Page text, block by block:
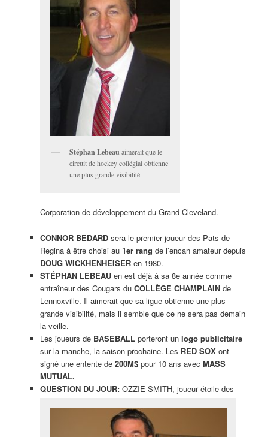
Stéphan Lebeau aimerait que le
circuit de hockey collégial obtienne
une plus grande visibilité.
Corporation de développement du Grand Cleveland.
CONNOR BEDARDsera le premier joueur des Pats de
Regina à être choisi au 1er rang de l’encan amateur depuis
DOUG WICKHENHEISERen 1980.
STÉPHAN LEBEAU en est déjà à sa 8e année comme
entraîneur des Cougars du COLLÈGE CHAMPLAINde
Lennoxville. Il aimerait que sa ligue obtienne une plus
grande visibilité, mais il semble que ce ne sera pas demain
la veille.
Les joueurs de BASEBALLporteront un logo publicitaire
sur la manche, la saison prochaine. Les RED SOX ont
signé une entente de 200M$pour 10 ans avec MASS
MUTUAL.
QUESTION DU JOUR: OZZIE SMITH, joueur étoile des